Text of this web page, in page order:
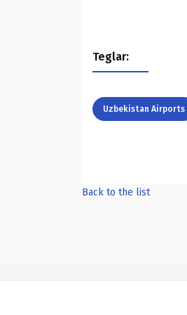
Teglar:
Uzbekistan Airports
Back to the list